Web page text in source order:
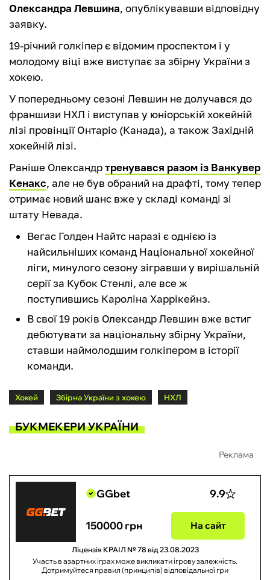
Олександра Левшина, опублікувавши відповідну
заявку.
19-річний голкіпер є відомим проспектом і у
молодому віці вже виступає за збірну України з
хокею.
У попередньому сезоні Левшин не долучався до
франшизи НХЛ і виступав у юніорській хокейній
лізі провінції Онтаріо (Канада), а також Західній
хокейній лізі.
Раніше Олександртренувався разом із Ванкувер
Кенакс, але не був обраний на драфті, тому тепер
отримає новий шанс вже у складі команді зі
штату Невада.
Вегас Голден Найтс наразі є однією із
найсильніших команд Національної хокейної
ліги, минулого сезону зігравши у вирішальній
серії за Кубок Стенлі, але все ж
поступившись Кароліна Харрікейнз.
В свої 19 років Олександр Левшин вже встиг
дебютувати за національну збірну України,
ставши наймолодшим голкіпером в історії
команди.
Хокей Збірна України з хокею НХЛ
БУКМЕКЕРИ УКРАЇНИ
Реклама
GGbet 9.9
150000 грн На сайт
Ліцензія КРАІЛ № 78 від 23.08.2023
Участь в азартних іграх може викликати ігрову залежність.
Дотримуйтеся правил (принципів) відповідальної гри